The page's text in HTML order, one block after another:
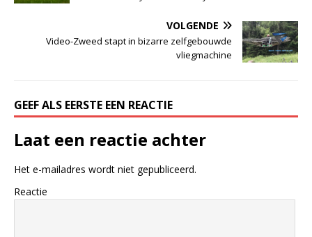
VOLGENDE
Video-Zweed stapt in bizarre zelfgebouwde
vliegmachine
GEEF ALS EERSTE EEN REACTIE
Laat een reactie achter
Het e-mailadres wordt niet gepubliceerd.
Reactie